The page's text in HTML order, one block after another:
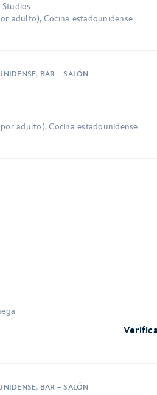
adulto), Cocina estadounidense
BAR – SALÓN
adulto), Cocina estadounidense
BAR – SALÓN